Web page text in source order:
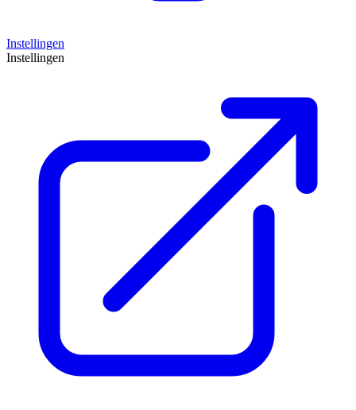
Instellingen
Instellingen